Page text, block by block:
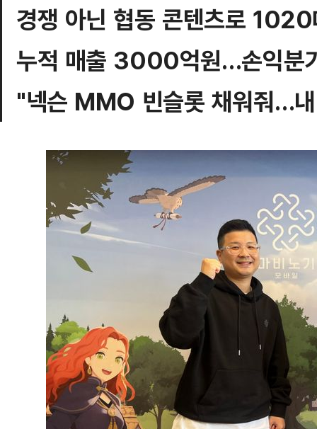
경쟁 아닌 협동 콘텐츠로
누적 매출 3000억원…손익분
"넥슨 MMO 빈슬롯 채워줘…